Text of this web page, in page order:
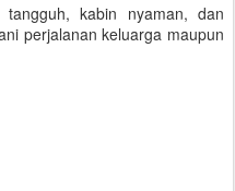
kabin nyaman, dan
perjalanan keluarga maupun